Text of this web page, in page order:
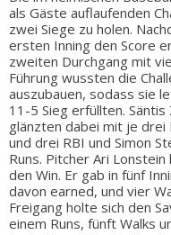
als Gäste auflaufenden
zwei Siege zu holen.
ersten Inning den Score
zweiten Durchgang mit
Führung wussten die
auszubauen, sodass sie
11-5 Sieg erfüllten.
glänzten dabei mit je
und drei RBI und Simon
Runs. Pitcher Ari
den Win. Er gab in fünf
davon earned, und vier
Freigang holte sich den
einem Runs, fünft Walks